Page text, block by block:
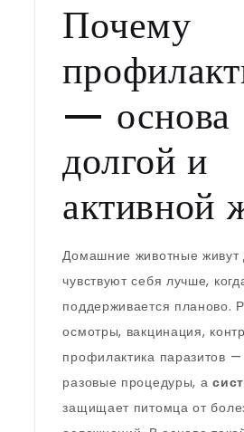
Почему
— основа
долгой и
активной
Домашние животные живут
чувствуют себя лучше,
поддерживается планово.
осмотры, вакцинация,
профилактика паразитов —
разовые процедуры, а
защищает питомца от